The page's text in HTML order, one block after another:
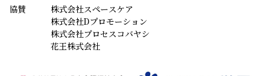
協賛
株式会社スペースケア
株式会社Dプロモーション
株式会社プロセスコバヤシ
花王株式会社